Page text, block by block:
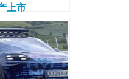
上市